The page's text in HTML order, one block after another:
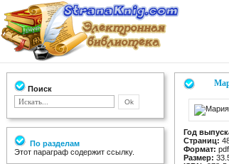
Поиск
По разделам
Этот параграф содержит ссылку.
Год
Страниц:
Формат: pdf
Размер: